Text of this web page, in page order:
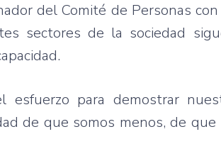
del Comité de Personas
sectores de la sociedad
esfuerzo para demostrar
de que somos menos, de